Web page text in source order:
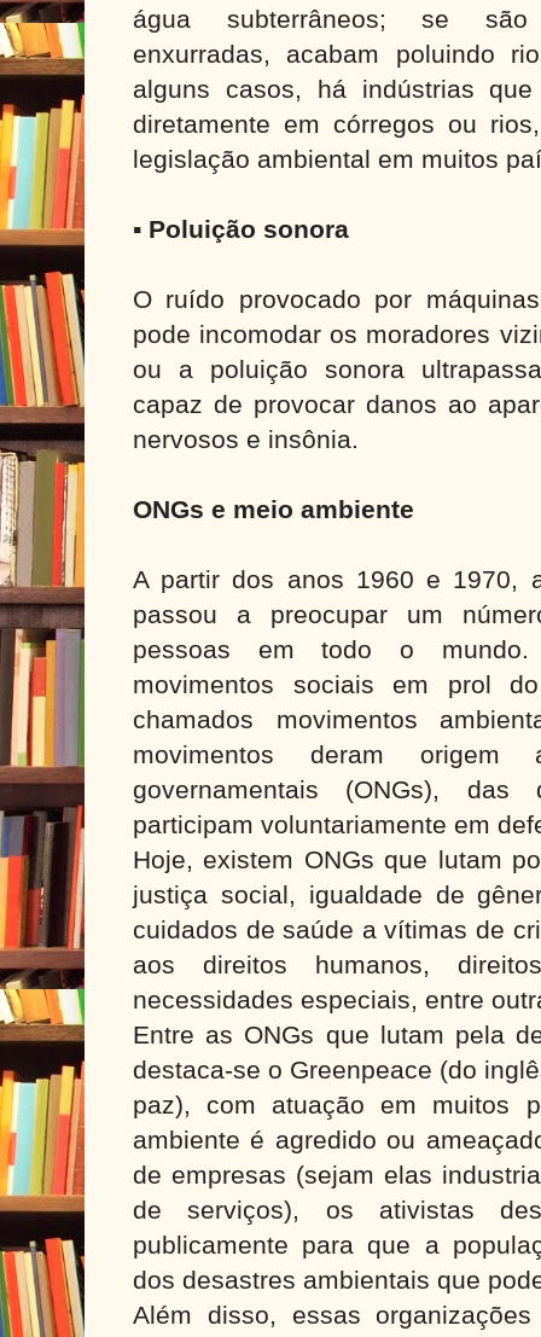
água subterrâneos; se são
enxurradas, acabam poluindo
alguns casos, há indústrias
diretamente em córregos ou
legislação ambiental em muitos
▪ Poluição sonora
O ruído provocado por
pode incomodar os moradores
ou a poluição sonora
capaz de provocar danos ao
nervosos e insônia.
ONGs e meio ambiente
A partir dos anos 1960 e 1970,
passou a preocupar um
pessoas em todo o
movimentos sociais em prol
chamados movimentos
movimentos deram origem
governamentais (ONGs), das
participam voluntariamente em
Hoje, existem ONGs que lutam
justiça social, igualdade de
cuidados de saúde a vítimas de
aos direitos humanos,
necessidades especiais, entre
Entre as ONGs que lutam pela
destaca-se o Greenpeace (do
paz), com atuação em muitos
ambiente é agredido ou
de empresas (sejam elas
de serviços), os ativistas
publicamente para que a
dos desastres ambientais que
Além disso, essas